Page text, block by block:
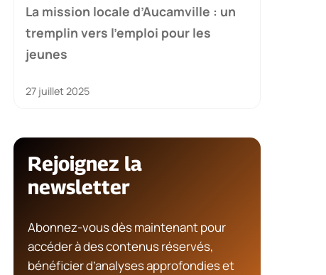
La mission locale d’Aucamville : un
tremplin vers l’emploi pour les
jeunes
27 juillet 2025
Rejoignez la
newsletter
Abonnez-vous dès maintenant pour
accéder à des contenus réservés,
bénéficier d’analyses approfondies et